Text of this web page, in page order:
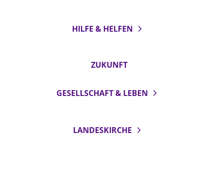
HILFE & HELFEN
ZUKUNFT
GESELLSCHAFT & LEBEN
LANDESKIRCHE